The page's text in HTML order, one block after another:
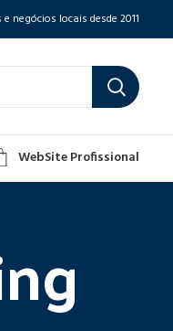
negócios locais desde 2011
WebSite Profissional